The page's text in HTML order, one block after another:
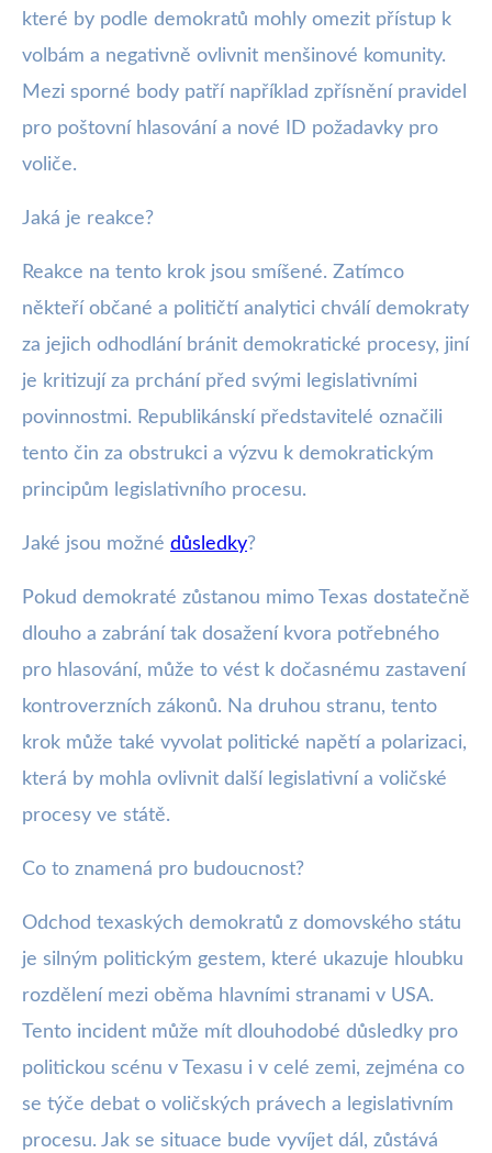
které by podle demokratů mohly omezit přístup k
volbám a negativně ovlivnit menšinové komunity.
Mezi sporné body patří například zpřísnění pravidel
pro poštovní hlasování a nové ID požadavky pro
voliče.
Jaká je reakce?
Reakce na tento krok jsou smíšené. Zatímco
někteří občané a političtí analytici chválí demokraty
za jejich odhodlání bránit demokratické procesy, jiní
je kritizují za prchání před svými legislativními
povinnostmi. Republikánskí představitelé označili
tento čin za obstrukci a výzvu k demokratickým
principům legislativního procesu.
Jaké jsou možné důsledky?
Pokud demokraté zůstanou mimo Texas dostatečně
dlouho a zabrání tak dosažení kvora potřebného
pro hlasování, může to vést k dočasnému zastavení
kontroverzních zákonů. Na druhou stranu, tento
krok může také vyvolat politické napětí a polarizaci,
která by mohla ovlivnit další legislativní a voličské
procesy ve státě.
Co to znamená pro budoucnost?
Odchod texaských demokratů z domovského státu
je silným politickým gestem, které ukazuje hloubku
rozdělení mezi oběma hlavními stranami v USA.
Tento incident může mít dlouhodobé důsledky pro
politickou scénu v Texasu i v celé zemi, zejména co
se týče debat o voličských právech a legislativním
procesu. Jak se situace bude vyvíjet dál, zůstává